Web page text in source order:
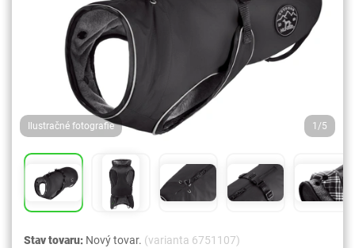
Ilustračné fotografie 1/5
Stav tovaru: Nový tovar. (varianta 6751107)